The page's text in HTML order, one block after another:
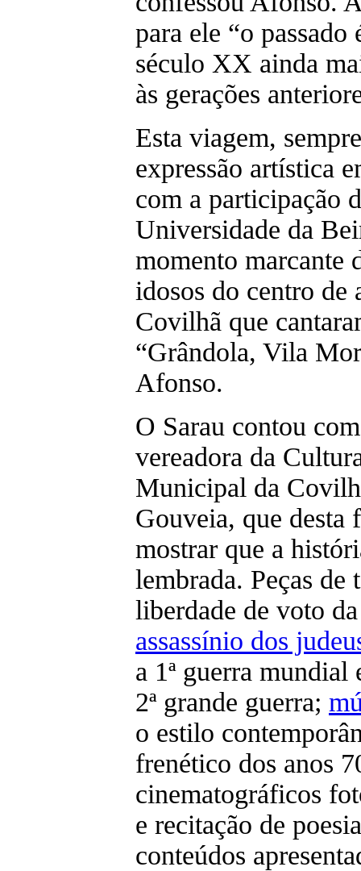
para ele “o
século XX ainda
às gerações
Esta viagem,
expressão artística
com a participação
Universidade da
momento marcante
idosos do centro de
Covilhã que
“Grândola, Vila
Afonso.
O Sarau contou
vereadora da
Municipal da
Gouveia, que desta
mostrar que a
lembrada. Peças de
liberdade de voto
assassínio dos
a 1ª guerra mundial
2ª grande guerra;
o estilo
frenético dos anos
cinematográficos
e recitação de
conteúdos